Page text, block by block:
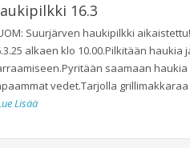
16.3
Suurjärven haukipilkki
alkaen klo 10.00.Pilkitään
saamaan
vedet.Tarjolla grillimakkaraa
Lisää